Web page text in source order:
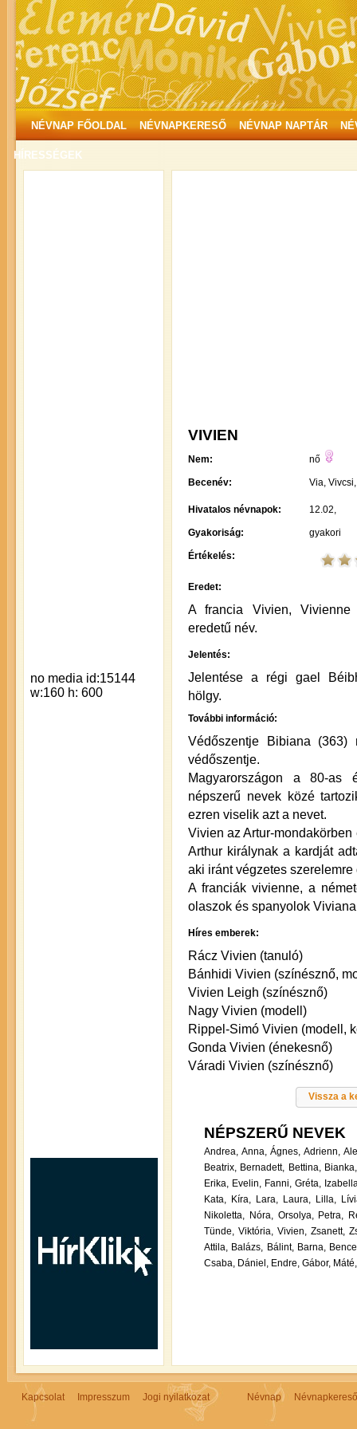
NÉVNAP FŐOLDAL NÉVNAPKERESŐ NÉVNAP NAPTÁR
HÍRESSÉGEK
VIVIEN
Nem: nő
Becenév: Via,
Hivatalos névnapok: 12.02,
Gyakoriság: gyakori
Értékelés:
Eredet:
A francia Vivien, Vivienne
eredetű név.
Jelentés:
Jelentése a régi gael
hölgy.
További információ:
Védőszentje Bibiana (363)
védőszentje.
Magyarországon a 80-as
népszerű nevek közé
ezren viselik azt a nevet.
Vivien az Artur-
Arthur királynak a kardját
aki iránt végzetes
A franciák vivienne, a
olaszok és spanyolok
Híres emberek:
Rácz Vivien (tanuló)
Bánhidi Vivien (színésznő,
Vivien Leigh (színésznő)
Nagy Vivien (modell)
Rippel-Simó Vivien (modell,
Gonda Vivien (énekesnő)
Váradi Vivien (színésznő)
Vissza a
NÉPSZERŰ NEVEK
Andrea, Anna, Ágnes, Adrienn,
Beatrix, Bernadett, Bettina, Bianka,
Erika, Evelin, Fanni, Gréta,
Kata, Kíra, Lara, Laura, Lilla,
Nikoletta, Nóra, Orsolya, Petra,
Tünde, Viktória, Vivien, Zsanett,
Attila, Balázs, Bálint, Barna,
Csaba, Dániel, Endre, Gábor, Máté,
Kapcsolat Impresszum Jogi nyilatkozat Névnap Névnapkereső